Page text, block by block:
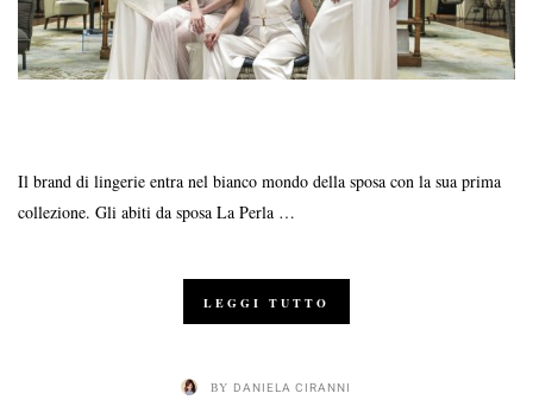
Il brand di lingerie entra nel bianco mondo della sposa con la sua prima
collezione. Gli abiti da sposa La Perla …
LEGGI TUTTO
BY DANIELA CIRANNI